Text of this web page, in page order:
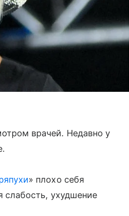
врачей. Недавно у
» плохо себя
слабость, ухудшение